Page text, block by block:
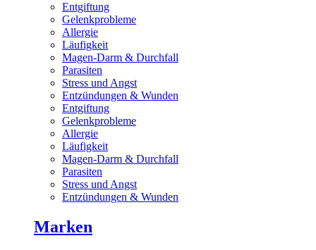
Entgiftung
Gelenkprobleme
Allergie
Läufigkeit
Magen-Darm & Durchfall
Parasiten
Stress und Angst
Entzündungen & Wunden
Entgiftung
Gelenkprobleme
Allergie
Läufigkeit
Magen-Darm & Durchfall
Parasiten
Stress und Angst
Entzündungen & Wunden
Marken